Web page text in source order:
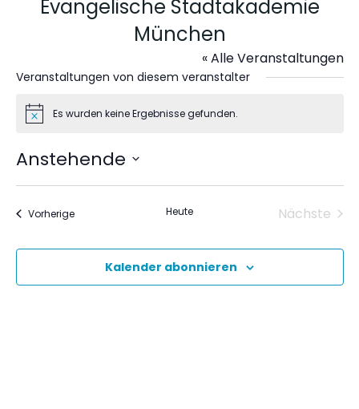
Evangelische Stadtakademie
München
« Alle Veranstaltungen
Veranstaltungen von diesem veranstalter
HinweisEs wurden keine Ergebnisse gefunden.
Anstehende
Datum
VorherigeVeranstaltungen Heute
Nächste
Kalender abonnieren